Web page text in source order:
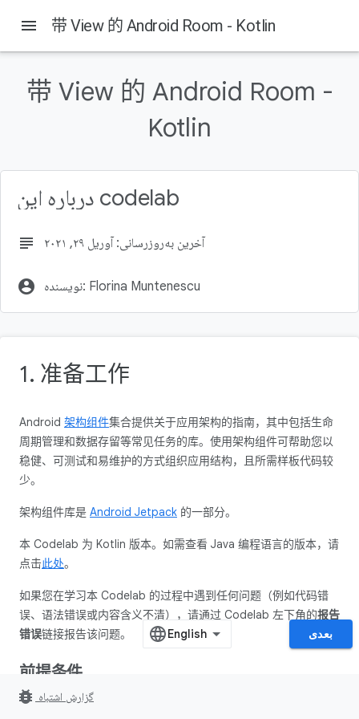
menu 带 View 的 Android Room - Kotlin
带 View 的 Android Room -
Kotlin
درباره این codelab
subject آخرین به‌روزرسانی: آوریل ۲۹, ۲۰۲۱
account_circle نویسنده: Florina Muntenescu
1. 准备工作
Android 架构组件集合提供关于应用架构的指南，其中包括生命
周期管理和数据存留等常见任务的库。使用架构组件可帮助您以
稳健、可测试和易维护的方式组织应用结构，且所需样板代码较
少。
架构组件库是 Android Jetpack 的一部分。
本 Codelab 为 Kotlin 版本。如需查看 Java 编程语言的版本，请
点击此处。
如果您在学习本 Codelab 的过程中遇到任何问题（例如代码错
误、语法错误或内容含义不清），请通过 Codelab 左下角的报告
错误链接报告该问题。
前提条件
您需要熟悉 Kotlin、面向对象的设计概念以及 Android 开发方面
بعدی
bug_report گزارش اشتباه